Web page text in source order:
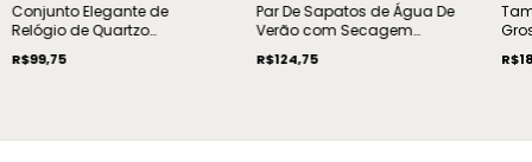
Conjunto Elegante de
Relógio de Quartzo
Pulseira de Aço Inoxidável
R$99,75
Par De Sapatos de Água De
Verão com Secagem
R$124,75